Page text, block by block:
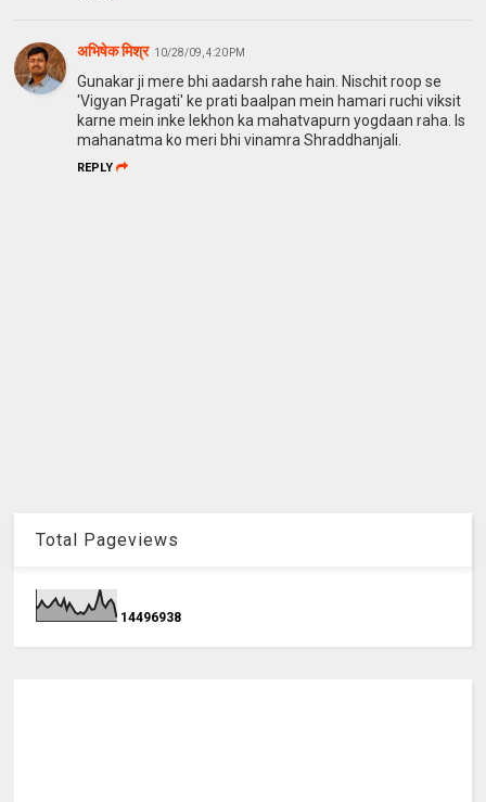
अभिषेक मिश्र 10/28/09, 4:20 PM
Gunakar ji mere bhi aadarsh rahe hain. Nischit roop se
'Vigyan Pragati' ke prati baalpan mein hamari ruchi viksit
karne mein inke lekhon ka mahatvapurn yogdaan raha. Is
mahanatma ko meri bhi vinamra Shraddhanjali.
REPLY
Total Pageviews
14496938